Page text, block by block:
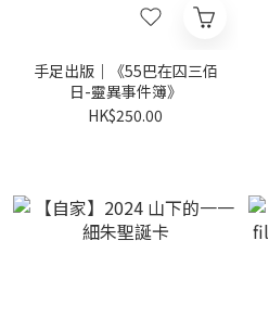
手足出版｜《55巴在囚三佰
日-靈異事件簿》
HK$250.00